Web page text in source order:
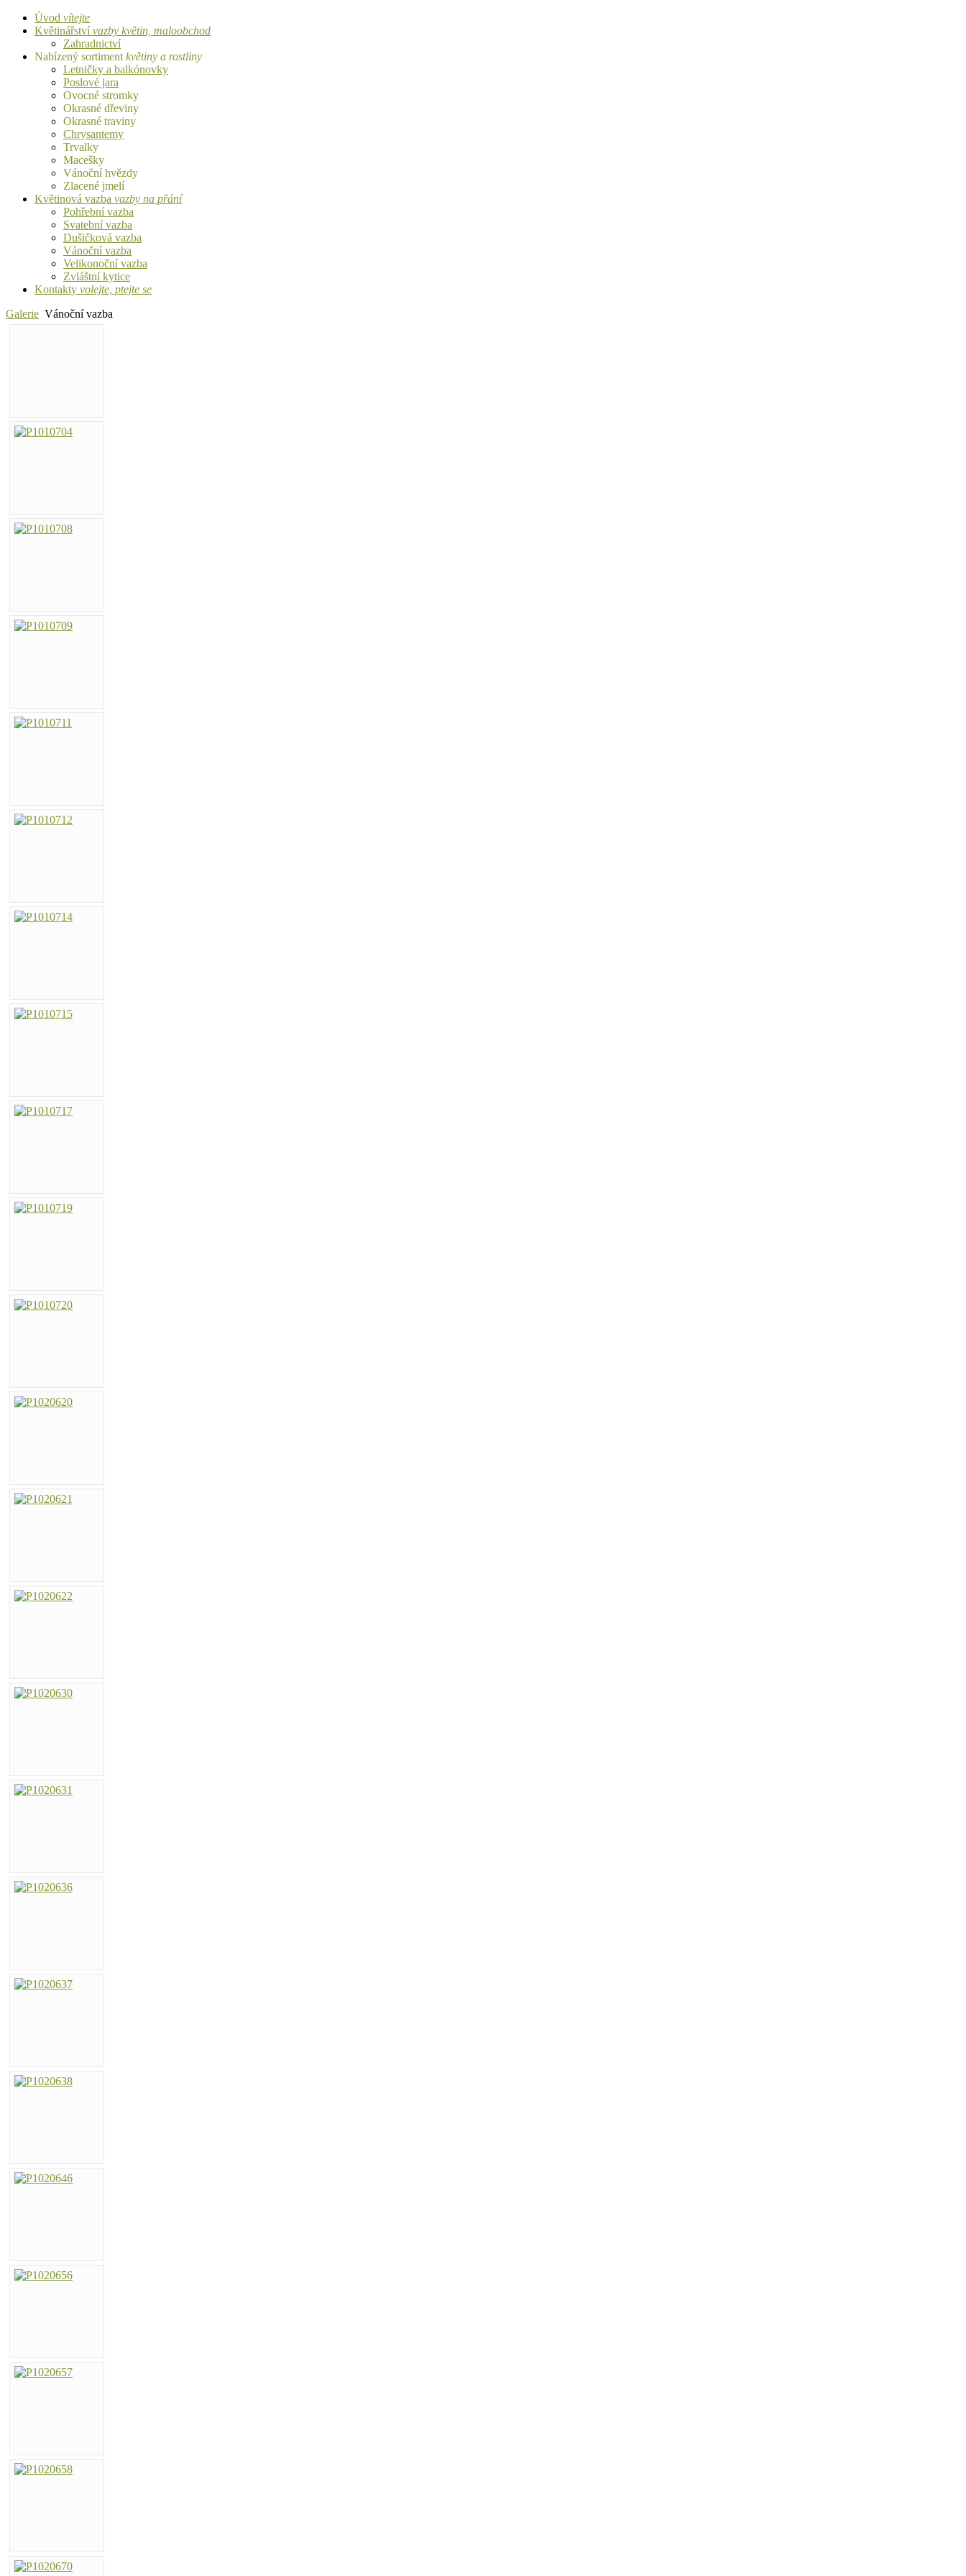
Úvod vítejte
Květinářstvívazby květin, maloobchod
Zahradnictví
Nabízený sortiment květiny a rostliny
Letničky a balkónovky
Poslové jara
Ovocné stromky
Okrasné dřeviny
Okrasné traviny
Chrysantemy
Trvalky
Macešky
Vánoční hvězdy
Zlacené jmelí
Květinová vazba vazby na přání
Pohřební vazba
Svatební vazba
Dušičková vazba
Vánoční vazba
Velikonoční vazba
Zvláštní kytice
Kontakty volejte, ptejte se
Galerie Vánoční vazba